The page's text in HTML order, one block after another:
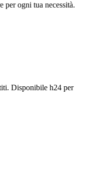
per ogni tua necessità.
Disponibile h24 per